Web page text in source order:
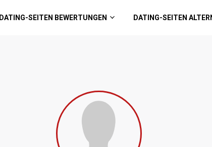
DATING-SEITEN BEWERTUNGEN DATING-SEITEN